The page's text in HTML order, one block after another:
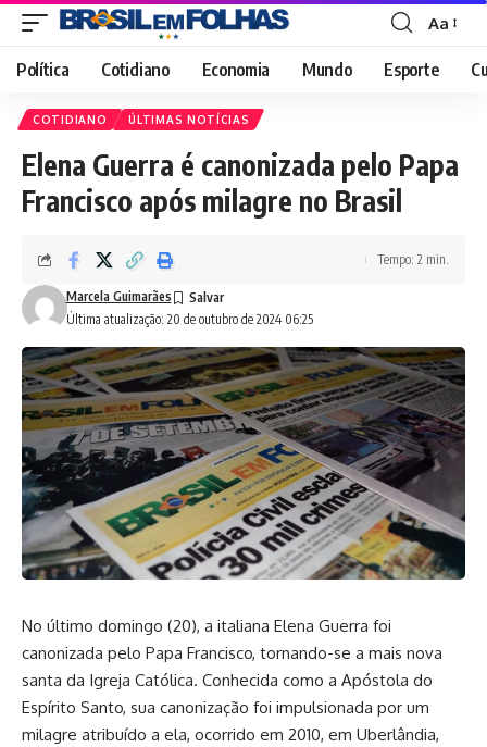
Font
Resizer
Aa
Política Cotidiano Economia Mundo Esporte
COTIDIANO ÚLTIMAS NOTÍCIAS
Elena Guerra é canonizada pelo Papa
Francisco após milagre no Brasil
Última atualização: 20 de outubro de 2024 06:25
Marcela Guimarães
Tempo: 2 min.
No último domingo (20), a italiana Elena Guerra foi
canonizada pelo Papa Francisco, tornando-se a mais nova
santa da Igreja Católica. Conhecida como a Apóstola do
Espírito Santo, sua canonização foi impulsionada por um
milagre atribuído a ela, ocorrido em 2010, em Uberlândia,